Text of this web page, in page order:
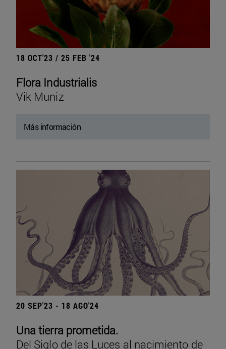
18 OCT'23 / 25 FEB '24
Flora Industrialis
Vik Muniz
Más información
20 SEP'23 - 18 AGO'24
Una tierra prometida.
Del Siglo de las Luces al nacimiento de